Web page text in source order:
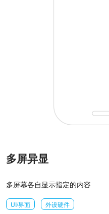
多屏异显
多屏幕各自显示指定的内容
UI/界面 外设硬件